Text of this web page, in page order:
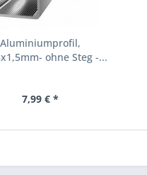
Aluminiumprofil,
ohne Steg -...
7,99 € *